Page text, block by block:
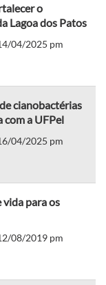
o
Lagoa dos Patos
04/2025 pm
cianobactérias
com a UFPel
04/2025 pm
para os
08/2019 pm